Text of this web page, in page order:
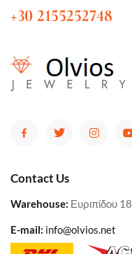
+30 2155252748
Contact Us
Warehouse: Ευριπίδου 18
E-mail: info@olvios.net